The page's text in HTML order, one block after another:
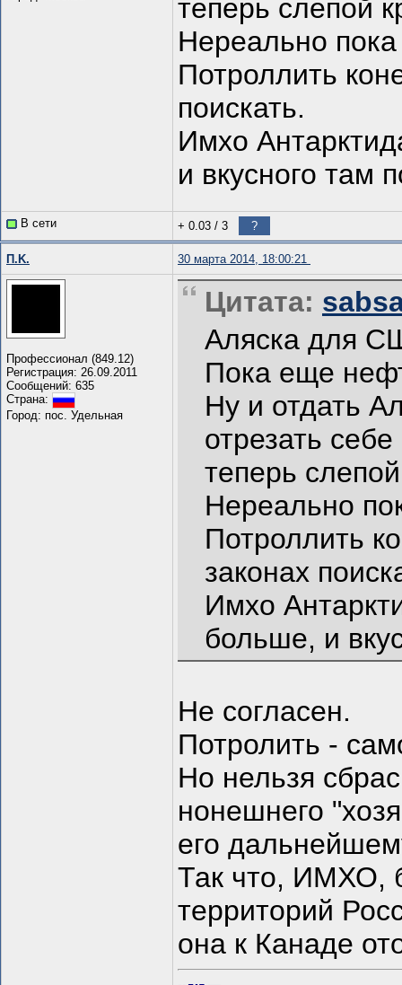
теперь слепой
Нереально
Потроллить
поискать.
Имхо
и вкусного там
В сети + 0.03 / 3 ?
П.K. 30 марта 2014, 18:00:21
Профессионал (849.12)
Регистрация: 26.09.2011
Сообщений: 635
Страна:
Город: пос. Удельная
Цитата:
Аляска для
Пока еще
Ну и отдать
отрезать
теперь слепой
Нереально
Потроллить
законах
Имхо
больше, и
Не согласен.
Потролить -
Но нельзя
нонешнего
его
Так что, ИМХО,
территорий
она к Канаде